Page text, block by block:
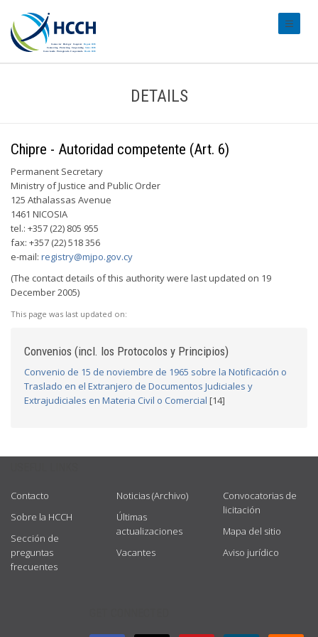
DETAILS
Chipre - Autoridad competente (Art. 6)
Permanent Secretary
Ministry of Justice and Public Order
125 Athalassas Avenue
1461 NICOSIA
tel.: +357 (22) 805 955
fax: +357 (22) 518 356
e-mail: registry@mjpo.gov.cy
(The contact details of this authority were last updated on 19
December 2005)
This page was last updated on:
Convenios (incl. los Protocolos y Principios)
Convenio de 15 de noviembre de 1965 sobre la Notificación o
Traslado en el Extranjero de Documentos Judiciales y
Extrajudiciales en Materia Civil o Comercial [14]
Contacto
Sobre la HCCH
Sección de
preguntas
frecuentes
Noticias (Archivo)
Últimas
actualizaciones
Vacantes
Convocatorias de
licitación
Mapa del sitio
Aviso jurídico